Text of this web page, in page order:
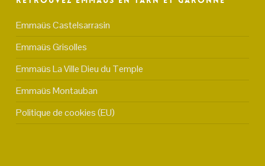
Emmaüs Castelsarrasin
Emmaüs Grisolles
Emmaüs La Ville Dieu du Temple
Emmaüs Montauban
Politique de cookies (EU)